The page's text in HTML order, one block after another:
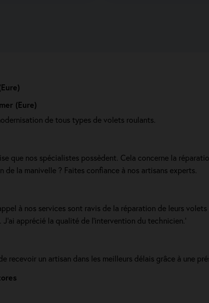
(Eure)
de tous types de volets roulants.
que nos spécialistes possèdent. Cela concerne la
la manivelle ? Faites confiance à nos artisans experts.
à nos services sont ravis de la réparation de leurs volets
apprécié la qualité de l’intervention du technicien.'
un artisan dans les meilleurs délais grâce à une